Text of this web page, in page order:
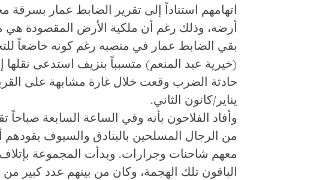
اتهامهم استناداً إلى تقرير الضابط عمار بسرقة
أرضه، وذلك رغم أن ملكية الأرض المقصودة هي
بقي الضابط عمار في منصبه رغم كونه خاضعاً
(خيرية عبد المنعم) متسبباً بنزيف استدعى
يناير/كانون الثاني.
وأفاد الفلاحون بأنه وفي الساعة السابعة صباحاً
من الرجال المسلحين بالبنادق والسيوف
معهم شاحنات وجرارات. وبدأت المجموعة
الباقون تلك الهجمة، وكان من بينهم عدد كبير